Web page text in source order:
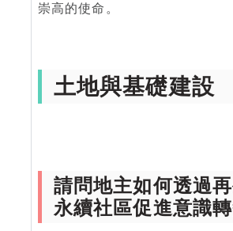
崇高的使命。
土地與基礎建設
請問地主如何透過
永續社區促進意識轉